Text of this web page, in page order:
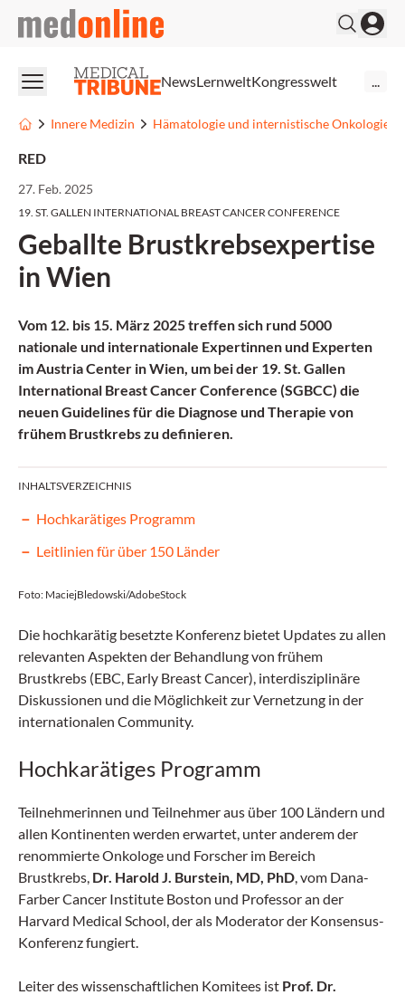
medonline
NewsLernweltKongresswelt
Innere Medizin Hämatologie und internistische Onkologie
RED
27. Feb. 2025
19. ST. GALLEN INTERNATIONAL BREAST CANCER CONFERENCE
Geballte Brustkrebsexpertise
in Wien
Vom 12. bis 15. März 2025 treffen sich rund 5000
nationale und internationale Expertinnen und Experten
im Austria Center in Wien, um bei der 19. St. Gallen
International Breast Cancer Conference (SGBCC) die
neuen Guidelines für die Diagnose und Therapie von
frühem Brustkrebs zu definieren.
INHALTSVERZEICHNIS
Hochkarätiges Programm
Leitlinien für über 150 Länder
Foto: MaciejBledowski/AdobeStock
Die hochkarätig besetzte Konferenz bietet Updates zu allen
relevanten Aspekten der Behandlung von frühem
Brustkrebs (EBC, Early Breast Cancer), interdisziplinäre
Diskussionen und die Möglichkeit zur Vernetzung in der
internationalen Community.
Hochkarätiges Programm
Teilnehmerinnen und Teilnehmer aus über 100 Ländern und
allen Kontinenten werden erwartet, unter anderem der
renommierte Onkologe und Forscher im Bereich
Brustkrebs, Dr. Harold J. Burstein, MD, PhD, vom Dana-
Farber Cancer Institute Boston und Professor an der
Harvard Medical School, der als Moderator der Konsensus-
Konferenz fungiert.
Leiter des wissenschaftlichen Komitees ist Prof. Dr.